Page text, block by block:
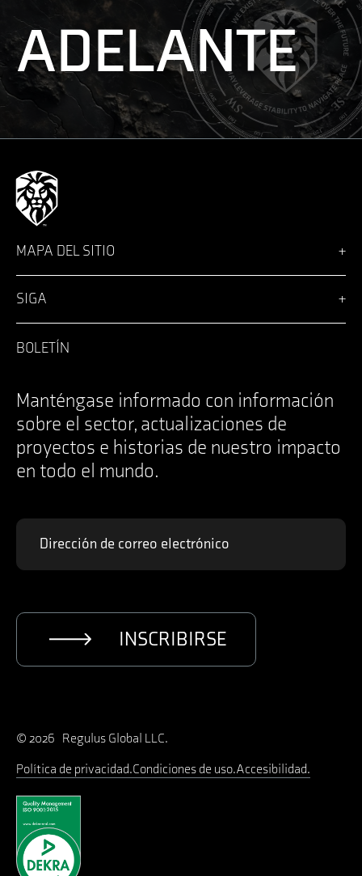
ADELANTE
MAPA DEL SITIO
Soluciones
Noticias
Carreras profesionales
Inicio de sesión
SIGA
LinkedIn
BOLETÍN
Manténgase informado con información
sobre el sector, actualizaciones de
proyectos e historias de nuestro impacto
en todo el mundo.
INSCRIBIRSE
© 2026 Regulus Global LLC.
Política de privacidad Condiciones de uso Accesibilidad